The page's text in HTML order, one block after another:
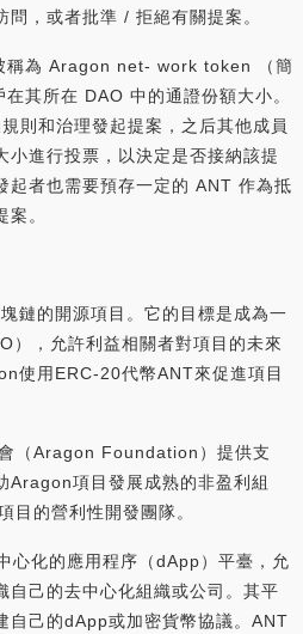
，或者批準 / 拒絕有關提案。
稱為 Aragon net- work token （簡
其所在 DAO 中的通證份額大小。
則和治理發起提案，之后其他成員
小進行投票，以決定是否接納該提
起者也需要預存一定的 ANT 作為抵
。
鏈的開源項目。它的目標是成為一
），允許利益相關者對項目的未來
使用ERC-20代幣ANT來促進項目
（Aragon Foundation）提供支
Aragon項目發展成熟的非盈利組
的營利性開發團隊。
心化的應用程序（dApp）平臺，允
自己的去中心化組織或公司。其平
自己的dApp或加密貨幣協議。ANT